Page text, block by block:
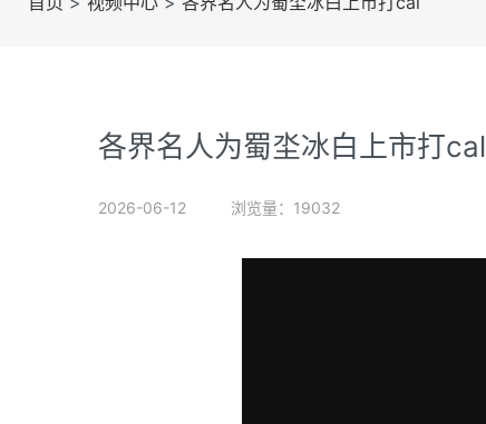
各界名人为蜀坔冰白上市打cal
2026-06-12 浏览量：19032